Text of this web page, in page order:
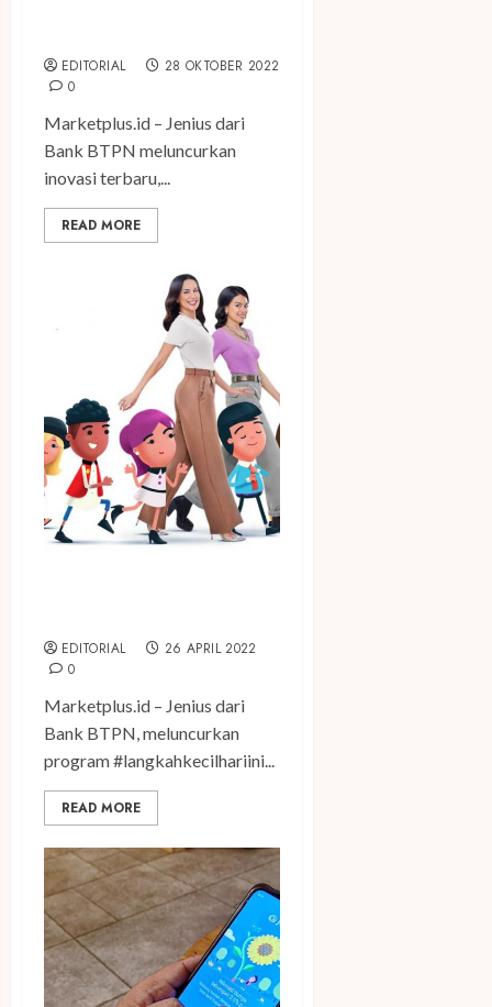
EDITORIAL
28 OKTOBER 2022
0
Marketplus.id – Jenius dari
Bank BTPN meluncurkan
inovasi terbaru,...
READ MORE
EDITORIAL
26 APRIL 2022
0
Marketplus.id – Jenius dari
Bank BTPN, meluncurkan
program #langkahkecilhariini...
READ MORE